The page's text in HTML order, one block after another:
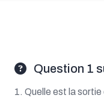
Question 1
1. Quelle est la sortie